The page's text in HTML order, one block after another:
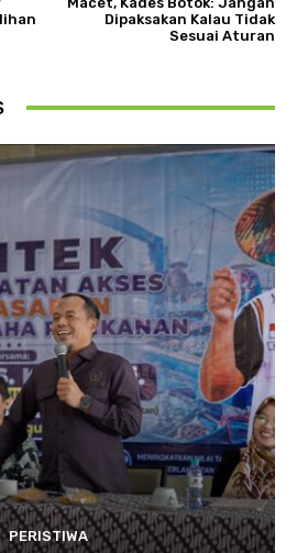
Dipaksakan Kalau Tidak
Sesuai Aturan
PERISTIWA